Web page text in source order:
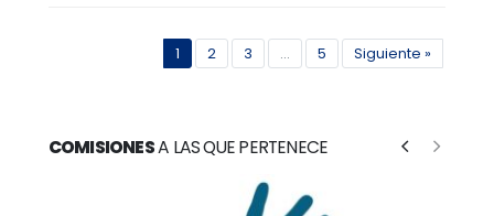
1 2 3 ... 5 Siguiente »
COMISIONESA LAS QUE PERTENECE